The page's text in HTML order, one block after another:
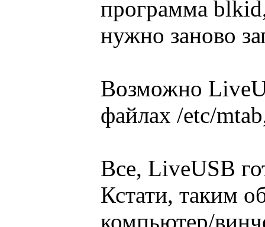
программа
нужно заново
Возможно
файлах /etc/
Все, LiveUSB
Кстати, таким
компьютер/